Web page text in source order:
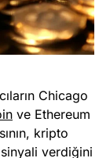
Chicago
ve Ethereum
kripto
verdiğini